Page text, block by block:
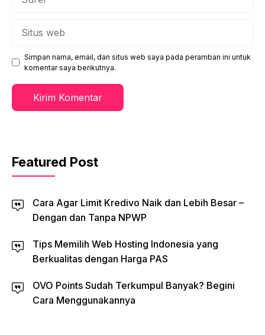
Simpan nama, email, dan situs web saya pada peramban ini untuk
komentar saya berikutnya.
Featured Post
Cara Agar Limit Kredivo Naik dan Lebih Besar –
Dengan dan Tanpa NPWP
Tips Memilih Web Hosting Indonesia yang
Berkualitas dengan Harga PAS
OVO Points Sudah Terkumpul Banyak? Begini
Cara Menggunakannya